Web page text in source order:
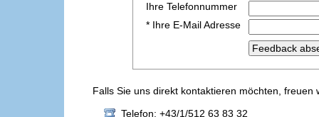
Ihre Telefonnummer
* Ihre E-Mail Adresse
Falls Sie uns direkt kontaktieren möchten,
Telefon: +43/1/512 63 83 32